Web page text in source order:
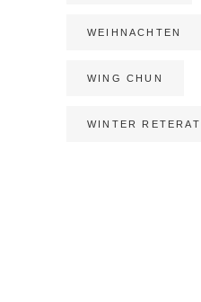
WEIHNACHTEN
WING CHUN
WINTER RETERAT